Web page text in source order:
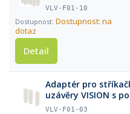
VLV-F01-10
Dostupnost: na
dotaz
Detail
Adaptér pro
uzávěry VISION s
VLV-F01-03